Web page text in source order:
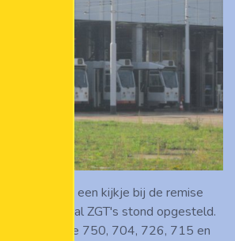
ik ook nog een kijkje bij de remise
een aantal ZGT's stond opgesteld.
zien we de 750, 704, 726, 715 en